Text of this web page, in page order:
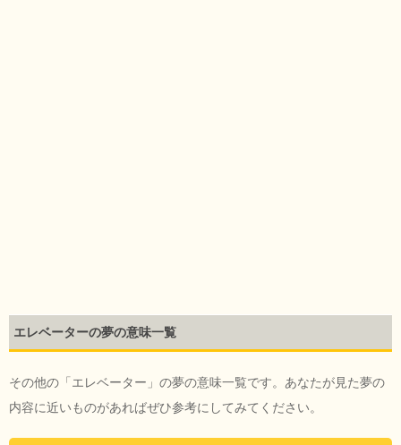
エレベーターの夢の意味一覧
その他の「エレベーター」の夢の意味一覧です。あなたが見た夢の
内容に近いものがあればぜひ参考にしてみてください。